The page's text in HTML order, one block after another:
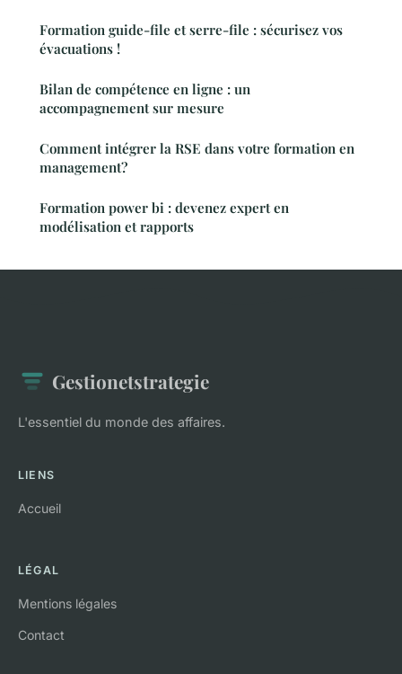
Formation guide-file et serre-file : sécurisez vos
évacuations !
Bilan de compétence en ligne : un
accompagnement sur mesure
Comment intégrer la RSE dans votre formation en
management?
Formation power bi : devenez expert en
modélisation et rapports
Gestionetstrategie
L'essentiel du monde des affaires.
LIENS
Accueil
LÉGAL
Mentions légales
Contact